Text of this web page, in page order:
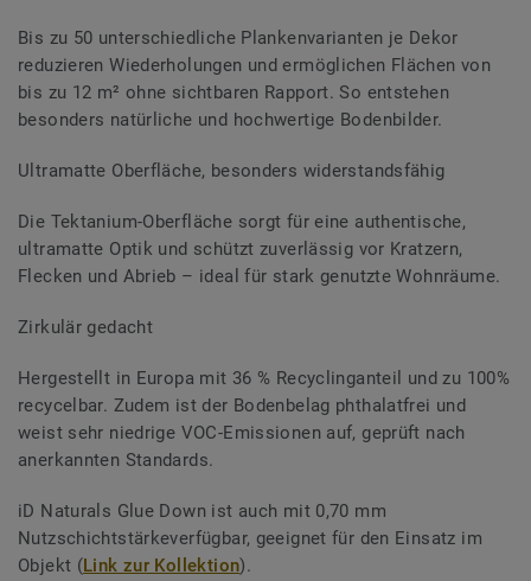
Bis zu 50 unterschiedliche Plankenvarianten je Dekor
reduzieren Wiederholungen und ermöglichen Flächen von
bis zu 12 m² ohne sichtbaren Rapport. So entstehen
besonders natürliche und hochwertige Bodenbilder.
Ultramatte Oberfläche, besonders widerstandsfähig
Die Tektanium-Oberfläche sorgt für eine authentische,
ultramatte Optik und schützt zuverlässig vor Kratzern,
Flecken und Abrieb – ideal für stark genutzte Wohnräume.
Zirkulär gedacht
Hergestellt in Europa mit 36 % Recyclinganteil und zu 100%
recycelbar. Zudem ist der Bodenbelag phthalatfrei und
weist sehr niedrige VOC-Emissionen auf, geprüft nach
anerkannten Standards.
iD Naturals Glue Down ist auch mit 0,70 mm
Nutzschichtstärkeverfügbar, geeignet für den Einsatz im
Objekt (Link zur Kollektion).